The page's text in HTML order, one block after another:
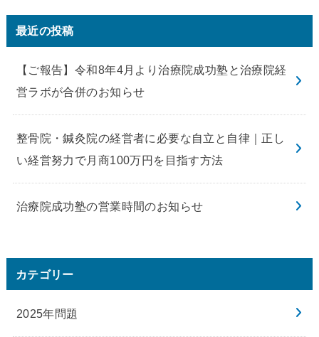
最近の投稿
【ご報告】令和8年4月より治療院成功塾と治療院経
営ラボが合併のお知らせ
整骨院・鍼灸院の経営者に必要な自立と自律｜正し
い経営努力で月商100万円を目指す方法
治療院成功塾の営業時間のお知らせ
カテゴリー
2025年問題